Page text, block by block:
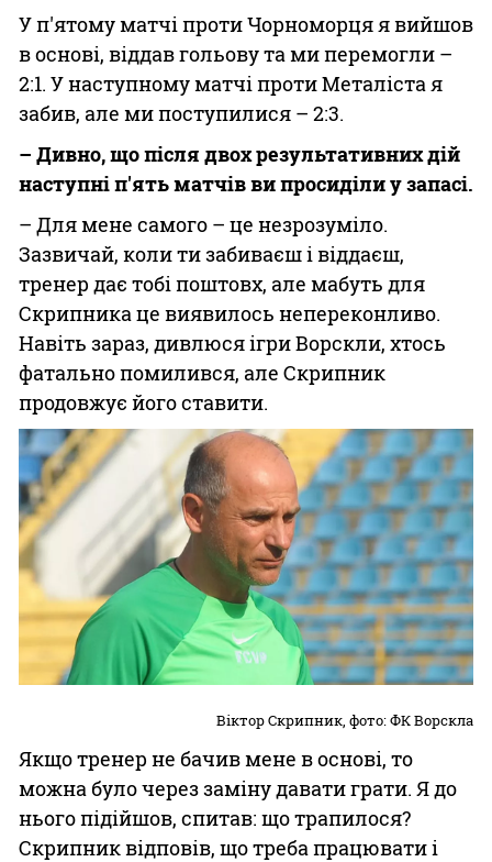
У п'ятому матчі проти Чорноморця я вийшов
в основі, віддав гольову та ми перемогли –
2:1. У наступному матчі проти Металіста я
забив, але ми поступилися – 2:3.
– Дивно, що після двох результативних дій
наступні п'ять матчів ви просиділи у запасі.
– Для мене самого – це незрозуміло.
Зазвичай, коли ти забиваєш і віддаєш,
тренер дає тобі поштовх, але мабуть для
Скрипника це виявилось непереконливо.
Навіть зараз, дивлюся ігри Ворскли, хтось
фатально помилився, але Скрипник
продовжує його ставити.
Віктор Скрипник, фото: ФК Ворскла
Якщо тренер не бачив мене в основі, то
можна було через заміну давати грати. Я до
нього підійшов, спитав: що трапилося?
Скрипник відповів, що треба працювати і